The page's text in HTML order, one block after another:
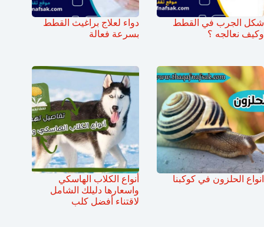
شكل الجرب في القطط
وكيف نعالجه ؟
دواء لعلاج براغيث القطط
بسرعة فعالة
انواع الحلزون في كوكبنا
أنواع الكلاب الهاسكي
واسعارها دليلك الشامل
لاقتناء أفضل كلب